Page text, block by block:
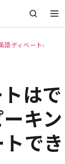
語ディベート›
はで
キン
でき